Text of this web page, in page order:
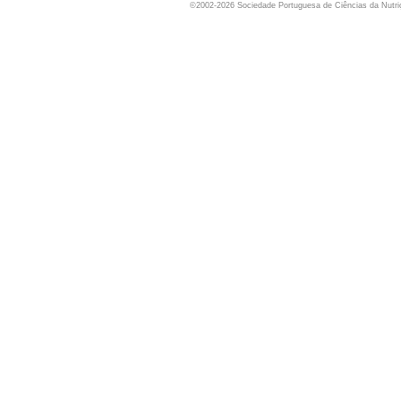
©2002-2026 Sociedade Portuguesa de Ciências da